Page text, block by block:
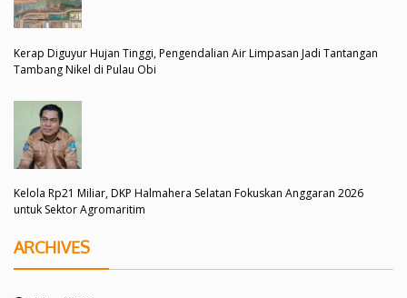
Kerap Diguyur Hujan Tinggi, Pengendalian Air Limpasan Jadi Tantangan
Tambang Nikel di Pulau Obi
Kelola Rp21 Miliar, DKP Halmahera Selatan Fokuskan Anggaran 2026
untuk Sektor Agromaritim
ARCHIVES